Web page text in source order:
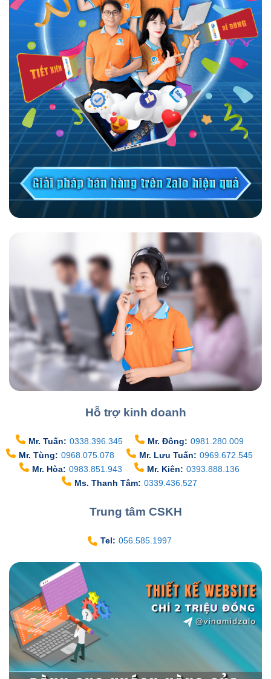
Hỗ trợ kinh doanh
Mr. Tuấn: 0338.396.345 Mr. Đông: 0981.280.009
Mr. Tùng: 0968.075.078 Mr. Lưu Tuấn: 0969.672.545
Mr. Hòa: 0983.851.943 Mr. Kiên: 0393.888.136
Ms. Thanh Tâm: 0339.436.527
Trung tâm CSKH
Tel: 056.585.1997